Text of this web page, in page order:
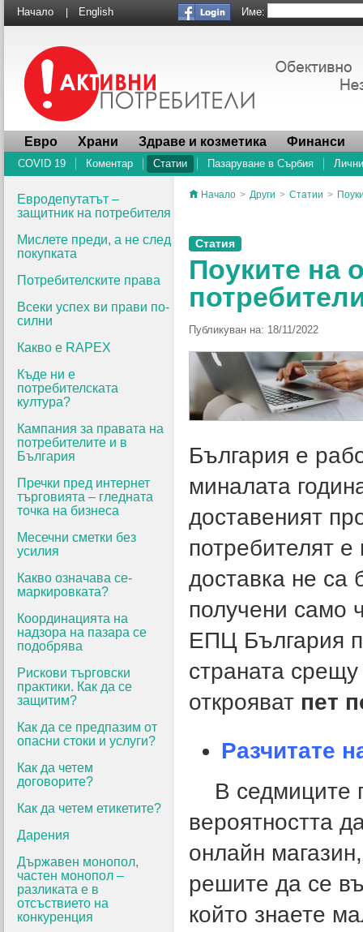
Начало English Име:
Евро Храни Здраве и козметика Финанси
COVID 19 Коментар Статии Пазаруване в Сърбия
Евродепутатът –
защитник на потребителя
Мислете преди, а не след
покупката
Потребителските права
Всеки успех ви прави по-
силни
Какво e RAPEX
Къде ни е
потребителската
култура?
Кампания за правата на
потребителите и в
България
Пречки пред интернет
търговията – гледната
точка на бизнеса
Месечни сметки без
усилия
Какво означава се-
маркировката?
Координацията на
надзора на пазара се
подобрява
Рискови търговски
практики. Как да се
защитим?
Как да се предпазим от
опасни стоки и услуги?
Как да четем
договорите?
Как да четем етикетите?
Дарения
Държавен монопол,
частен монопол –
разликата е в
отсъствието на
конкуренция
Начало > Други > Статии >
Статия
Поуките на
Публикуван на: 18/11/2022
България е
миналата
доставеният
потребителят
доставка не са
получени само
ЕПЦ България
страната
открояват пет
Разчитате
В седмиците
вероятността
онлайн
решите да се
който знаете